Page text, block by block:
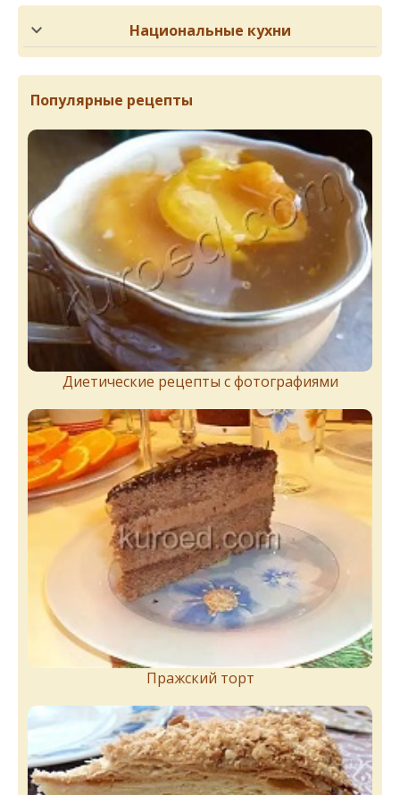
Национальные кухни
Популярные рецепты
Диетические рецепты с фотографиями
Пражский торт